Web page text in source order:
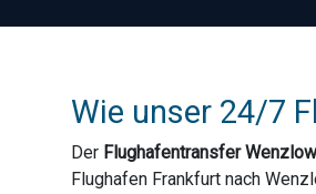
Wie unser 24/7
Der Flughafentransfer
Flughafen Frankfurt nach